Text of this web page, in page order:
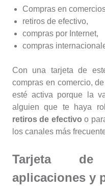
Compras en
retiros de efectivo,
compras por Internet,
compras
Con una tarjeta de
compras en comercio,
esté activa porque la
alguien que te haya
retiros de efectivo o
los canales más
Tarjeta
aplicaciones y